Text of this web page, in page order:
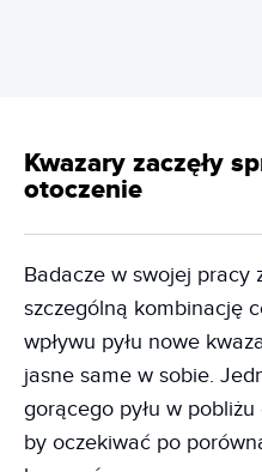
Kwazary zaczęły
otoczenie
Badacze w swojej pracy
szczególną kombinację
wpływu pyłu nowe
jasne same w sobie.
gorącego pyłu w
by oczekiwać po